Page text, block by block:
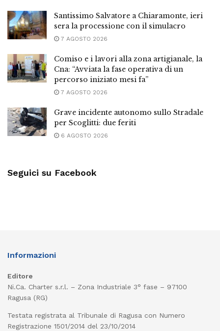
Santissimo Salvatore a Chiaramonte, ieri
sera la processione con il simulacro
7 AGOSTO 2026
Comiso e i lavori alla zona artigianale, la
Cna: “Avviata la fase operativa di un
percorso iniziato mesi fa”
7 AGOSTO 2026
Grave incidente autonomo sullo Stradale
per Scoglitti: due feriti
6 AGOSTO 2026
Seguici su Facebook
Informazioni
Editore
Ni.Ca. Charter s.r.l. – Zona Industriale 3° fase – 97100
Ragusa (RG)
Testata registrata al Tribunale di Ragusa con Numero
Registrazione 1501/2014 del 23/10/2014